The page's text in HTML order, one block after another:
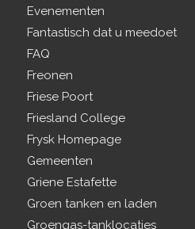
Evenementen
Fantastisch dat u meedoet
FAQ
Freonen
Friese Poort
Friesland College
Frysk Homepage
Gemeenten
Griene Estafette
Groen tanken en laden
Groengas-tanklocaties